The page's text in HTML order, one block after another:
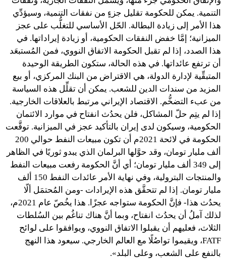
التنمية. يمكن للحكومة تقليل جزءٍ من نفقات التنمية، وسيؤدِّي
هذا الأمر إلى زيادة البطالة. الحّل الأساسي للتغلُّب على عجز
الميزانية؛ إمَّا خفض النفقات الحكومية، أو زيادة إيراداتها. في
هذا الصدد، إذا لم تقبل الحكومة الاتفاق النووي، فمن المُستبعَد
أن ترتفع عائداتها. في هذه الحالة، ستكون الطريقة الوحيدة
المتبقِّية لإدارة الدولة، هي الاقتراض من البنك المركزي، أو بيع
المزيد من سندات الدين للشعب. يمكن أن تقلِّل هذه السياسة
من عبء التضخُّم. الاقتصاد الإيراني مرتبط بالعلاقات الخارجية.
إذا لم يتِم حلّ المشاكل، فلن يحدُث انفتاح في موارد الائتمان
الحكومية، وسيكون لدى إيران بالتأكيد عجز في الميزانية. توقَّعت
الحكومة في لائحة 2021م أن تكون مبيعات النفط حوالي 200
ألف مليار تومان، وقد حوَّلها البرلمان الذي يبدو ثوريًا في الظاهر
إلى 349 ألف مليار تومان؛ أي أنَّ الحكومة رفعت مبيعات النفط
والمنتجات البترولية، وفي نهاية الأمر عائدات النفط 150 ألف
مليار تومان. إذا لم تتحقَّق هذه الإيرادات -ومن المُحتمَل ألّا
يحدُث هذا- فإنَّ الحكومة ستواجه عجزًا. هذا يخُصّ عام 2021م،
لذلك آملُ أن يحدُث انفتاح، وبما أنَّ هناك تناغُم بين السُلطات
الثلاث، فعليهم أن يقبلوا الاتفاق النووي، ويوافقوا على لوائح
FATF، ويقيموا تواصُلًا مع العالم الخارجي. سيعود هذا النهج
بالنفع على الشعب، وعلى البلد».